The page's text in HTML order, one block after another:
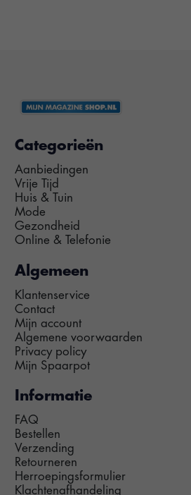
Categorieën
Aanbiedingen
Vrije Tijd
Huis & Tuin
Mode
Gezondheid
Online & Telefonie
Algemeen
Klantenservice
Contact
Mijn account
Algemene voorwaarden
Privacy policy
Mijn Spaarpot
Informatie
FAQ
Bestellen
Verzending
Retourneren
Herroepingsformulier
Klachtenafhandeling